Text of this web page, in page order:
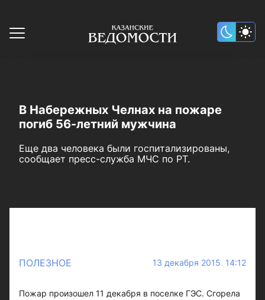
В Набережных Челнах на пожаре
погиб 56-летний мужчина
Еще два человека были госпитализированы,
сообщает пресс-служба МЧС по РТ.
ПОЛЕЗНОЕ 13 декабря 2015 14:12
Пожар произошел 11 декабря в поселке ГЭС. Сгорела